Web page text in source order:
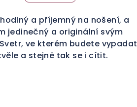
a příjemný na nošení, a
jedinečný a originální svým
ve kterém budete vypadat
a stejně tak se i cítit.